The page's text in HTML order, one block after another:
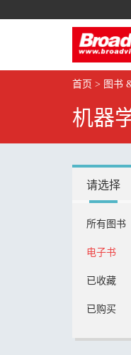
首页 > 图书
机器
请选择
所有图书
电子书
已收藏
已购买